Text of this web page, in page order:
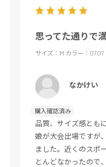
思ってた通りで
サイズ：M カラー：0707
なかけい
購入確認済み
品質、サイズ感とも
娘が大会出場ですが
ました。近くのスポ
とんどなかったので